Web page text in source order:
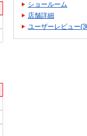
ショールーム
店舗詳細
ユーザーレビュー